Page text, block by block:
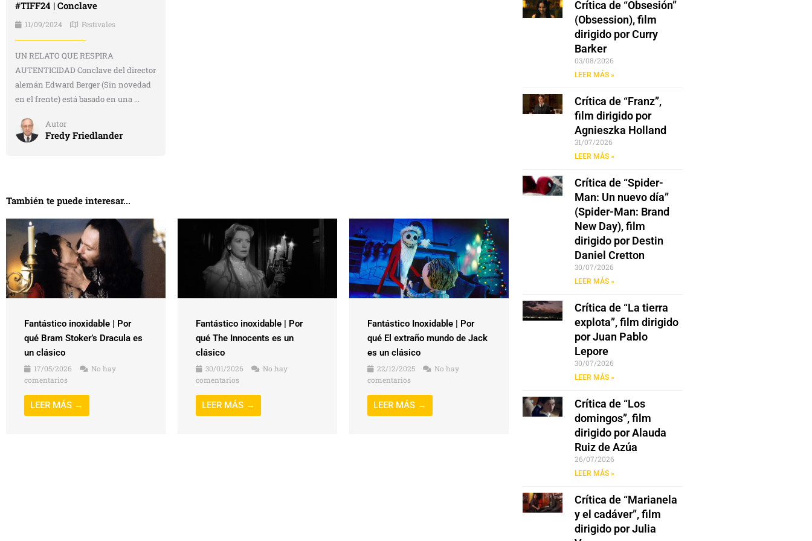
#TIFF24 | Conclave
11/09/2024 Festivales
UN RELATO QUE RESPIRA
AUTENTICIDAD Conclave del director
alemán Edward Berger (Sin novedad
en el frente) está basado en una ...
Autor
Fredy Friedlander
También te puede interesar...
Fantástico inoxidable | Por
qué Bram Stoker’s Dracula es
un clásico
17/05/2026
No hay
comentarios
LEER MÁS →
Fantástico inoxidable | Por
qué The Innocents es un
clásico
30/01/2026
No hay
comentarios
LEER MÁS →
Fantástico Inoxidable | Por
qué El extraño mundo de Jack
es un clásico
22/12/2025
No hay
comentarios
LEER MÁS →
Crítica de “Obsesión”
(Obsession), film
dirigido por Curry
Barker
03/08/2026
LEER MÁS »
Crítica de “Franz”,
film dirigido por
Agnieszka Holland
31/07/2026
LEER MÁS »
Crítica de “Spider-
Man: Un nuevo día”
(Spider-Man: Brand
New Day), film
dirigido por Destin
Daniel Cretton
30/07/2026
LEER MÁS »
Crítica de “La tierra
explota”, film dirigido
por Juan Pablo
Lepore
30/07/2026
LEER MÁS »
Crítica de “Los
domingos”, film
dirigido por Alauda
Ruiz de Azúa
26/07/2026
LEER MÁS »
Crítica de “Marianela
y el cadáver”, film
dirigido por Julia